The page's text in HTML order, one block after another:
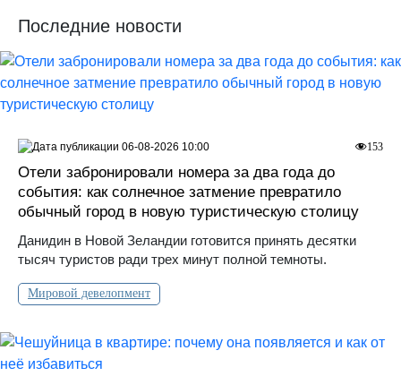
Последние новости
Отели забронировали номера за два года до
события: как солнечное затмение превратило
обычный город в новую туристическую столицу
Данидин в Новой Зеландии готовится принять десятки
тысяч туристов ради трех минут полной темноты.
Мировой девелопмент
153
06-08-2026 10:00